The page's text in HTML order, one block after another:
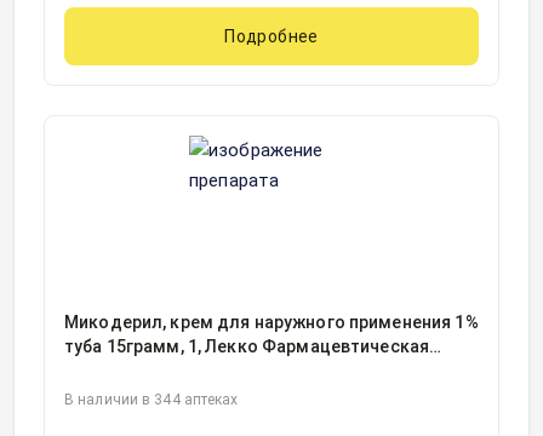
Подробнее
Микодерил, крем для наружного применения 1%
туба 15грамм, 1, Лекко Фармацевтическая
В наличии в 344 аптеках